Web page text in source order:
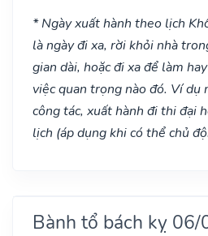
* Ngày xuất hành theo lịch
là ngày đi xa, rời khỏi nhà
gian dài, hoặc đi xa để làm
việc quan trọng nào đó. Ví dụ
công tác, xuất hành đi thi đại
lịch (áp dụng khi có thể chủ
Bành tổ bách kỵ